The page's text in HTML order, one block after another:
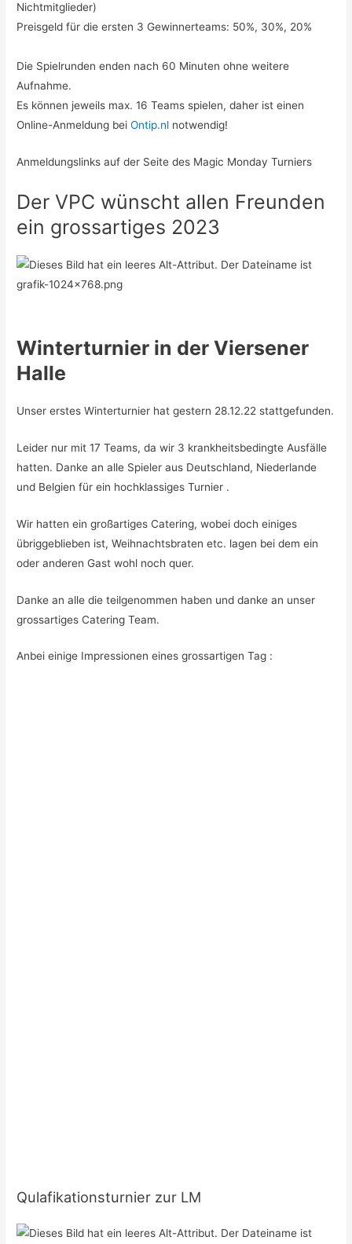
Nichtmitglieder)
Preisgeld für die ersten 3 Gewinnerteams: 50%, 30%, 20%
Die Spielrunden enden nach 60 Minuten ohne weitere
Aufnahme.
Es können jeweils max. 16 Teams spielen, daher ist einen
Online-Anmeldung beiOntip.nl notwendig!
Anmeldungslinks auf der Seite des Magic Monday Turniers
Der VPC wünscht allen Freunden
ein grossartiges 2023
Winterturnier in der Viersener
Halle
Unser erstes Winterturnier hat gestern 28.12.22 stattgefunden.
Leider nur mit 17 Teams, da wir 3 krankheitsbedingte Ausfälle
hatten. Danke an alle Spieler aus Deutschland, Niederlande
und Belgien für ein hochklassiges Turnier .
Wir hatten ein großartiges Catering, wobei doch einiges
übriggeblieben ist, Weihnachtsbraten etc. lagen bei dem ein
oder anderen Gast wohl noch quer.
Danke an alle die teilgenommen haben und danke an unser
grossartiges Catering Team.
Anbei einige Impressionen eines grossartigen Tag :
Qulafikationsturnier zur LM